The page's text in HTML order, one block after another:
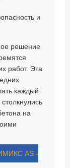
и
решение
работ. Эта
каждый
на
AS -